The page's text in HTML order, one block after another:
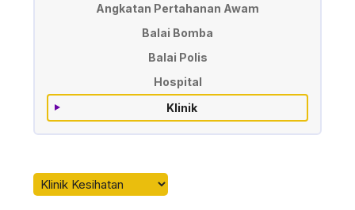
Angkatan Pertahanan Awam
Balai Bomba
Balai Polis
Hospital
Klinik